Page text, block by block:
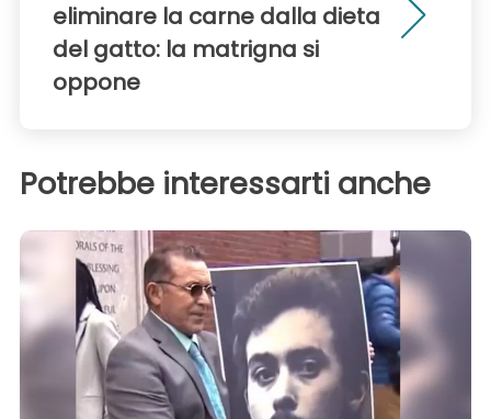
eliminare la carne dalla dieta
del gatto: la matrigna si
oppone
Potrebbe interessarti anche